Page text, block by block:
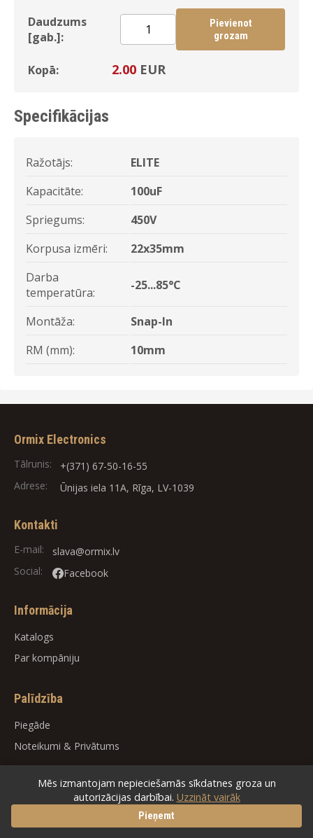
Daudzums
[gab.]:
Pievienot
grozam
Kopā: 2.00 EUR
Specifikācijas
Ražotājs:
ELITE
Kapacitāte:
100uF
Spriegums:
450V
Korpusa izmēri:
22x35mm
Darba
temperatūra:
-25...85°C
Montāža:
Snap-In
RM (mm):
10mm
Ormix Electronics
Tālrunis:
+(371) 67-50-16-55
Adrese:
Ūnijas iela 11A, Rīga, LV-1039
Kontakti
E-mail:
slava@ormix.lv
Social:
Facebook
Informācija
Katalogs
Par kompāniju
Palīdzība
Piegāde
Noteikumi & Privātums
ORMIX . All rights reserved.
Mēs izmantojam nepieciešamās sīkdatnes groza un
autorizācijas darbībai. Uzzināt vairāk
Pieņemt